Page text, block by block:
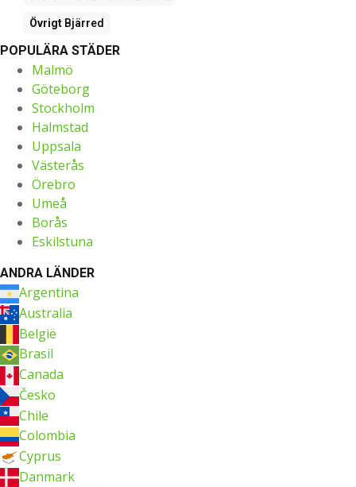
Övrigt Bjärred
POPULÄRA STÄDER
Malmö
Göteborg
Stockholm
Halmstad
Uppsala
Västerås
Örebro
Umeå
Borås
Eskilstuna
ANDRA LÄNDER
Argentina
Australia
België
Brasil
Canada
Česko
Chile
Colombia
Cyprus
Danmark